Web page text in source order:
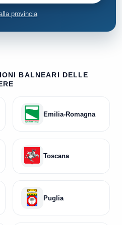
provincia
BALNEARI DELLE
Emilia-Romagna
Toscana
Puglia